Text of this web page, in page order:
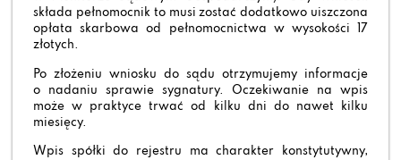
składa pełnomocnik to musi zostać dodatkowo uiszczona
opłata skarbowa od pełnomocnictwa w wysokości 17
złotych.
Po złożeniu wniosku do sądu otrzymujemy informacje
o nadaniu sprawie sygnatury. Oczekiwanie na wpis
może w praktyce trwać od kilku dni do nawet kilku
miesięcy.
Wpis spółki do rejestru ma charakter konstytutywny,